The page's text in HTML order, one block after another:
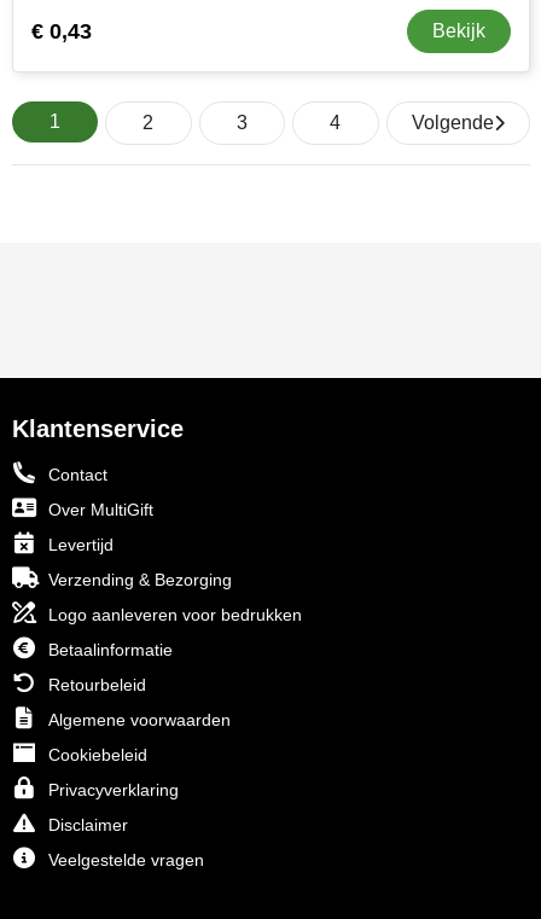
€ 0,43 Bekijk
1 2 3 4 Volgende
Klantenservice
Contact
Over MultiGift
Levertijd
Verzending & Bezorging
Logo aanleveren voor bedrukken
Betaalinformatie
Retourbeleid
Algemene voorwaarden
Cookiebeleid
Privacyverklaring
Disclaimer
Veelgestelde vragen